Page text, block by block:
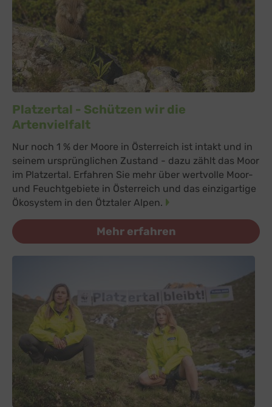
Platzertal - Schützen wir die
Artenvielfalt
Nur noch 1 % der Moore in Österreich ist intakt und in
seinem ursprünglichen Zustand - dazu zählt das Moor
im Platzertal. Erfahren Sie mehr über wertvolle Moor-
und Feuchtgebiete in Österreich und das einzigartige
Ökosystem in den Ötztaler Alpen.
Mehr erfahren